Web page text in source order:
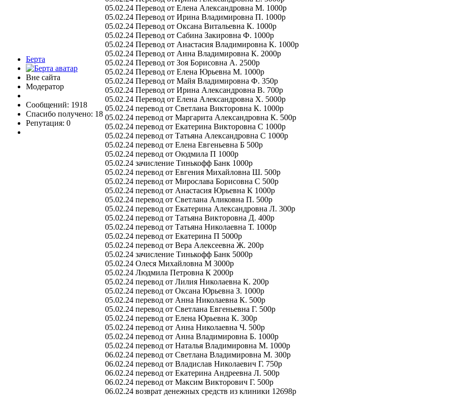
Берта
Вне сайта
Модератор
Сообщений: 1918
Спасибо получено: 18
Репутация: 0
05.02.24 Перевод от Елена Александровна М. 1000р
05.02.24 Перевод от Ирина Владимировна П. 1000р
05.02.24 Перевод от Оксана Витальевна К. 1000р
05.02.24 Перевод от Сабина Закировна Ф. 1000р
05.02.24 Перевод от Анастасия Владимировна К. 1000р
05.02.24 Перевод от Анна Владимировна К. 2000р
05.02.24 Перевод от Зоя Борисовна А. 2500р
05.02.24 Перевод от Елена Юрьевна М. 1000р
05.02.24 Перевод от Майя Владимировна Ф. 350р
05.02.24 Перевод от Ирина Александровна В. 700р
05.02.24 Перевод от Елена Александровна Х. 5000р
05.02.24 перевод от Светлана Викторовна К. 1000р
05.02.24 перевод от Маргарита Александровна К. 500р
05.02.24 перевод от Екатерина Викторовна С 1000р
05.02.24 перевод от Татьяна Александровна С 1000р
05.02.24 перевод от Елена Евгеньевна Б 500р
05.02.24 перевод от Оюдмила П 1000р
05.02.24 зачисление Тинькофф Банк 1000р
05.02.24 перевод от Евгения Михайловна Ш. 500р
05.02.24 перевод от Мирослава Борисовна С 500р
05.02.24 перевод от Анастасия Юрьевна К 1000р
05.02.24 перевод от Светлана Аликовна П. 500р
05.02.24 перевод от Екатерина Александровна Л. 300р
05.02.24 перевод от Татьяна Викторовна Д. 400р
05.02.24 перевод от Татьяна Николаевна Т. 1000р
05.02.24 перевод от Екатерина П 5000р
05.02.24 перевод от Вера Алексеевна Ж. 200р
05.02.24 зачисление Тинькофф Банк 5000р
05.02.24 Олеся Михайловна М 3000р
05.02.24 Людмила Петровна К 2000р
05.02.24 перевод от Лилия Николаевна К. 200р
05.02.24 перевод от Оксана Юрьевна З. 1000р
05.02.24 перевод от Анна Николаевна К. 500р
05.02.24 перевод от Светлана Евгеньевна Г. 500р
05.02.24 перевод от Елена Юрьевна К. 300р
05.02.24 перевод от Анна Николаевна Ч. 500р
05.02.24 перевод от Анна Владимировна Б. 1000р
05.02.24 перевод от Наталья Владимировна М. 1000р
06.02.24 перевод от Светлана Владимировна М. 300р
06.02.24 перевод от Владислав Николаевич Г. 750р
06.02.24 перевод от Екатерина Андреевна Л. 500р
06.02.24 перевод от Максим Викторович Г. 500р
06.02.24 возврат денежных средств из клиники 12698р